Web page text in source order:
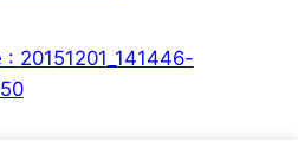
: 20151201_141446-